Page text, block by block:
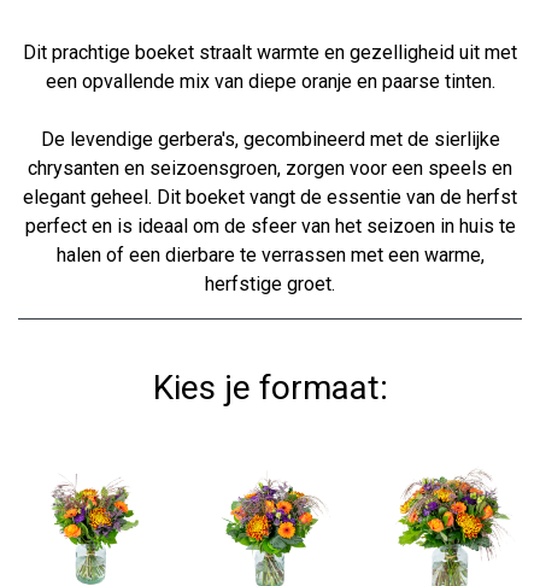
Dit prachtige boeket straalt warmte en gezelligheid uit met
een opvallende mix van diepe oranje en paarse tinten.
De levendige gerbera's, gecombineerd met de sierlijke
chrysanten en seizoensgroen, zorgen voor een speels en
elegant geheel. Dit boeket vangt de essentie van de herfst
perfect en is ideaal om de sfeer van het seizoen in huis te
halen of een dierbare te verrassen met een warme,
herfstige groet.
Kies je formaat: